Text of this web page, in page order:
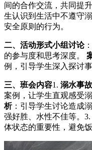
间的合作交流，共同提
生认识到生活中不遵守
安全原则的行为。
二、活动形式小组讨论
的参与度和思考深度。
例，引导学生深入探讨
三、班会内容1. 溺水事
案例，让学生直观感受
析：引导学生讨论造成
强好胜、水性不佳等。3.
体状态的重要性，避免